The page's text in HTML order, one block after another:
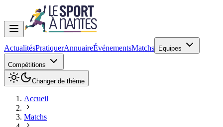
ActualitésPratiquerAnnuaireÉvénementsMatchs Equipes
Compétitions
Changer de thème
Accueil
Matchs